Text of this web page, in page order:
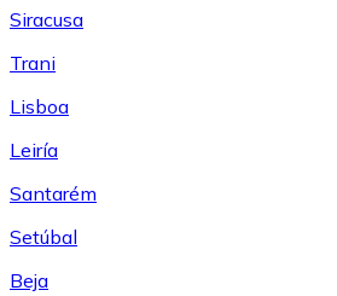
Siracusa
Trani
Lisboa
Leiría
Santarém
Setúbal
Beja